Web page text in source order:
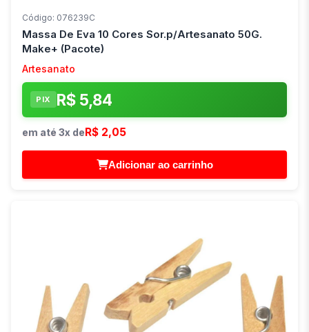
Código: 076239C
Massa De Eva 10 Cores Sor.p/Artesanato 50G.
Make+ (Pacote)
Artesanato
PIX R$ 5,84
em até 3x deR$ 2,05
Adicionar ao carrinho